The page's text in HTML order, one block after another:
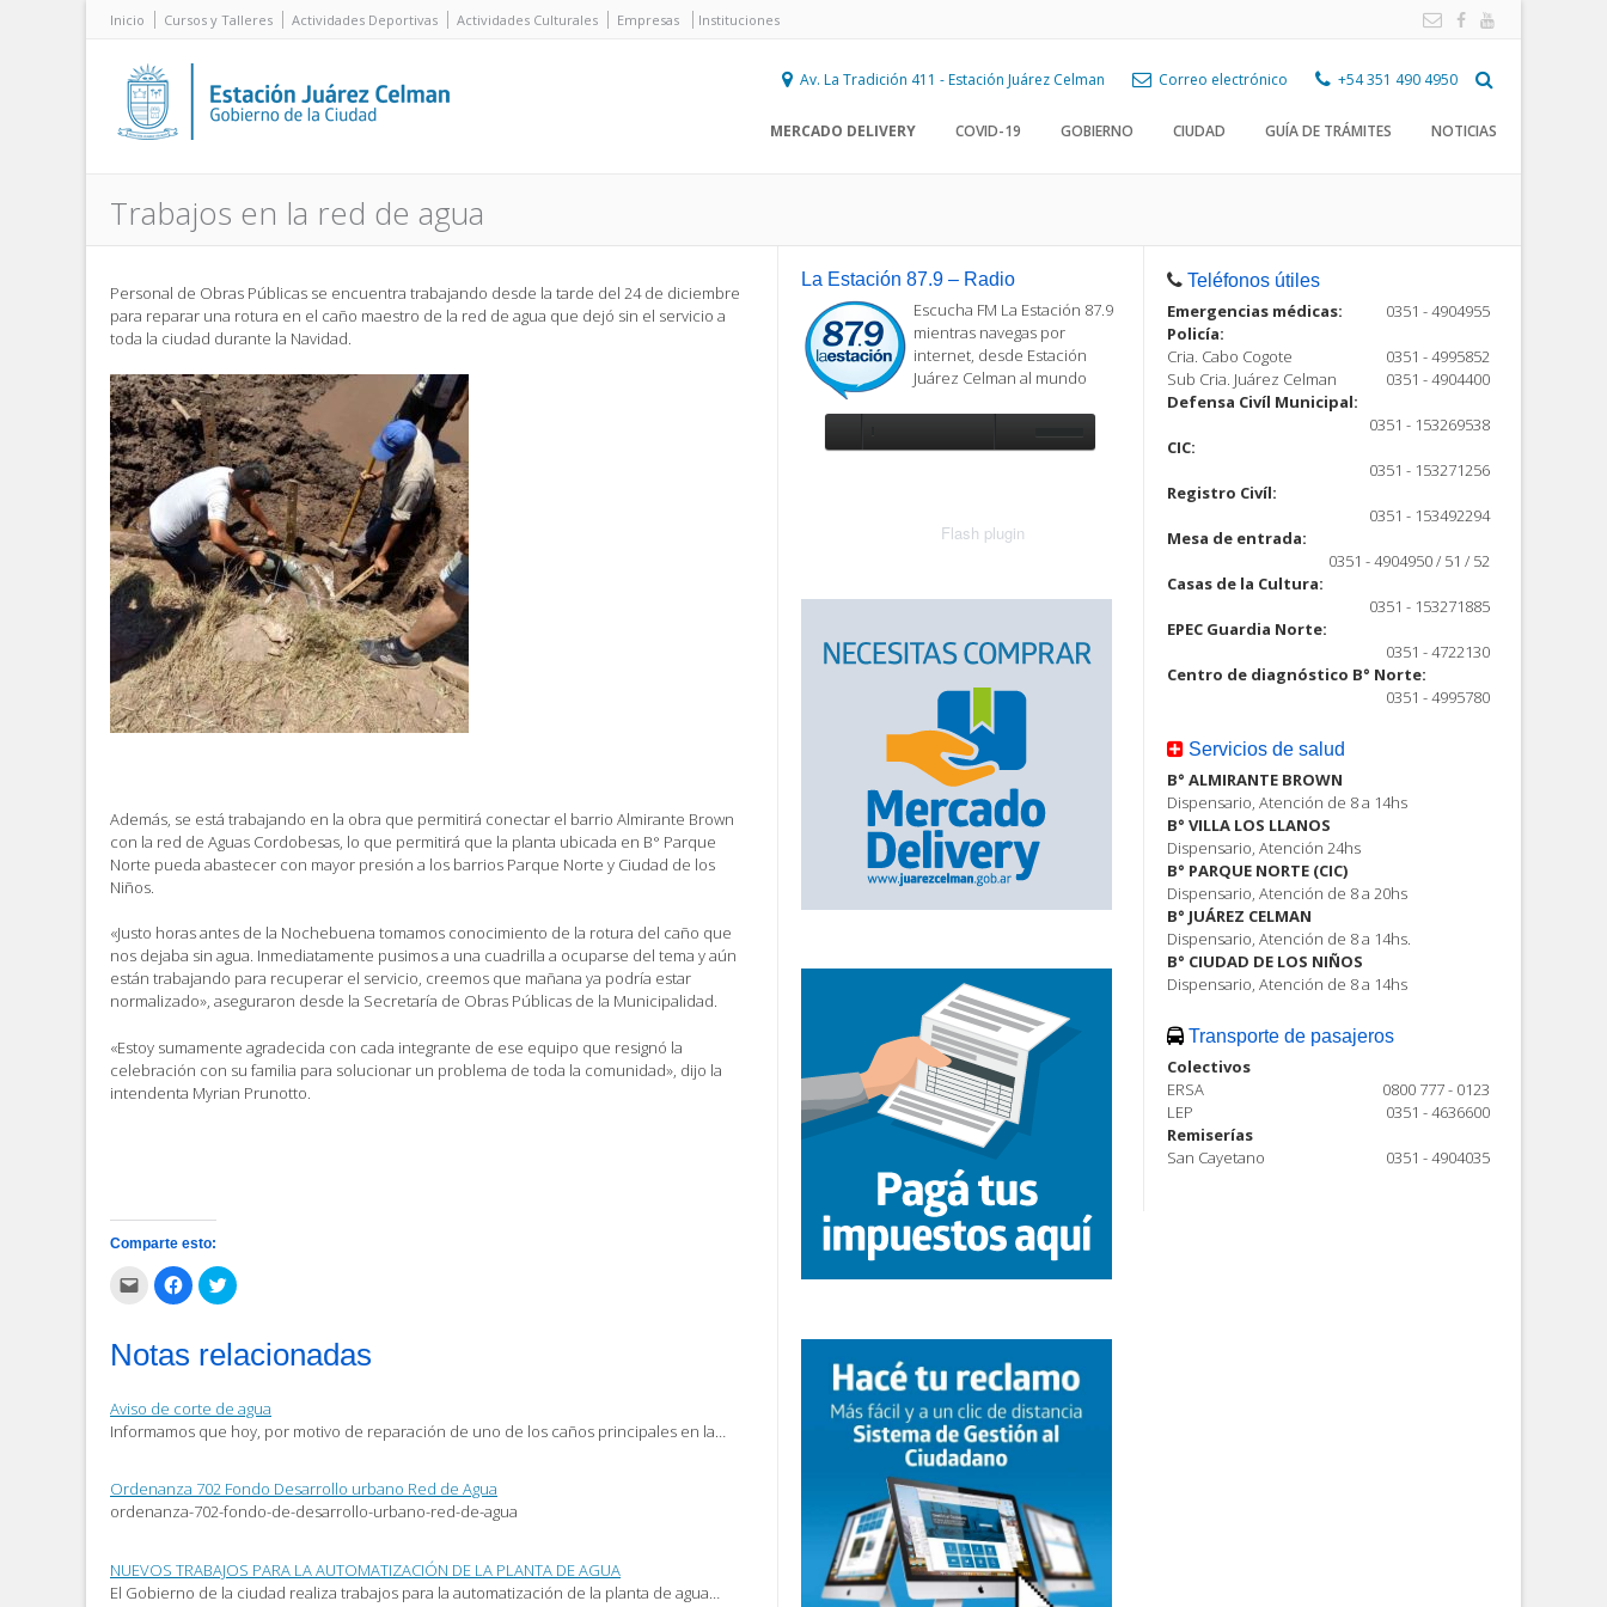
Inicio Cursos y Talleres Actividades Deportivas Actividades Culturales Empresas Instituciones
Av. La Tradición 411 - Estación Juárez Celman Correo electrónico +54 351 490 4950
MERCADO DELIVERY COVID-19 GOBIERNO CIUDAD GUÍA DE TRÁMITES NOTICIAS
Trabajos en la red de agua
Personal de Obras Públicas se encuentra trabajando desde la tarde del 24 de diciembre
para reparar una rotura en el caño maestro de la red de agua que dejó sin el servicio a
toda la ciudad durante la Navidad.
Además, se está trabajando en la obra que permitirá conectar el barrio Almirante Brown
con la red de Aguas Cordobesas, lo que permitirá que la planta ubicada en B° Parque
Norte pueda abastecer con mayor presión a los barrios Parque Norte y Ciudad de los
Niños.
«Justo horas antes de la Nochebuena tomamos conocimiento de la rotura del caño que
nos dejaba sin agua. Inmediatamente pusimos a una cuadrilla a ocuparse del tema y aún
están trabajando para recuperar el servicio, creemos que mañana ya podría estar
normalizado», aseguraron desde la Secretaría de Obras Públicas de la Municipalidad.
«Estoy sumamente agradecida con cada integrante de ese equipo que resignó la
celebración con su familia para solucionar un problema de toda la comunidad», dijo la
intendenta Myrian Prunotto.
Comparte esto:
Haz
clic
para
correo
electrónico
amigo
(Se
abre
ventana
nueva)
Haz
clic
para
Facebook
(Se
una
ventana
nueva)
Haz
clic
en
Twitter
(Se
una
ventana
nueva)
Notas relacionadas
Aviso de corte de agua
Informamos que hoy, por motivo de reparación de uno de los caños principales en la…
Ordenanza 702 Fondo Desarrollo urbano Red de Agua
ordenanza-702-fondo-de-desarrollo-urbano-red-de-agua
NUEVOS TRABAJOS PARA LA AUTOMATIZACIÓN DE LA PLANTA DE AGUA
El Gobierno de la ciudad realiza trabajos para la automatización de la planta de agua…
La Estación 87.9 – Radio
Escucha FM La Estación 87.9
mientras navegas por
internet, desde Estación
Juárez Celman al mundo
Flash plugin
Teléfonos útiles
Emergencias médicas:
0351 - 4904955
Policía:
Cria. Cabo Cogote
0351 - 4995852
Sub Cria. Juárez Celman
0351 - 4904400
Defensa Civíl Municipal:
0351 - 153269538
CIC:
0351 - 153271256
Registro Civíl:
0351 - 153492294
Mesa de entrada:
0351 - 4904950 / 51 / 52
Casas de la Cultura:
0351 - 153271885
EPEC Guardia Norte:
0351 - 4722130
Centro de diagnóstico B° Norte:
0351 - 4995780
Servicios de salud
B° ALMIRANTE BROWN
Dispensario, Atención de 8 a 14hs
B° VILLA LOS LLANOS
Dispensario, Atención 24hs
B° PARQUE NORTE (CIC)
Dispensario, Atención de 8 a 20hs
B° JUÁREZ CELMAN
Dispensario, Atención de 8 a 14hs.
B° CIUDAD DE LOS NIÑOS
Dispensario, Atención de 8 a 14hs
Transporte de pasajeros
Colectivos
ERSA
0800 777 - 0123
LEP
0351 - 4636600
Remiserías
San Cayetano
0351 - 4904035